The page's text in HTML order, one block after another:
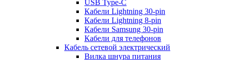
USB Type-C
Кабели Lightning 30-pin
Кабели Lightning 8-pin
Кабели Samsung 30-pin
Кабели для телефонов
Кабель сетевой электрический
Вилка шнура питания